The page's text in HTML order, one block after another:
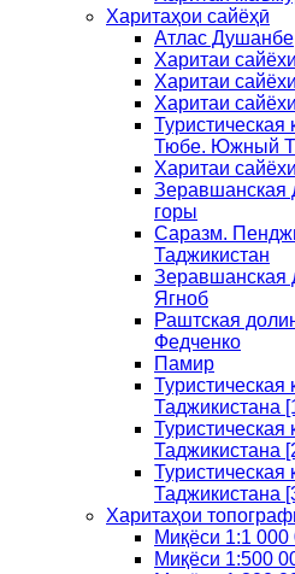
Харитаҳои сайёҳӣ
Атлас Душанбе
Харитаи
Харитаи
Харитаи
Туристическая
Тюбе. Южный
Харитаи
Зеравшанская
горы
Саразм.
Таджикистан
Зеравшанская
Ягноб
Раштская
Федченко
Памир
Туристическая
Таджикистана
Туристическая
Таджикистана
Туристическая
Таджикистана
Харитаҳои
Миқёси 1:1 000
Миқёси 1:500